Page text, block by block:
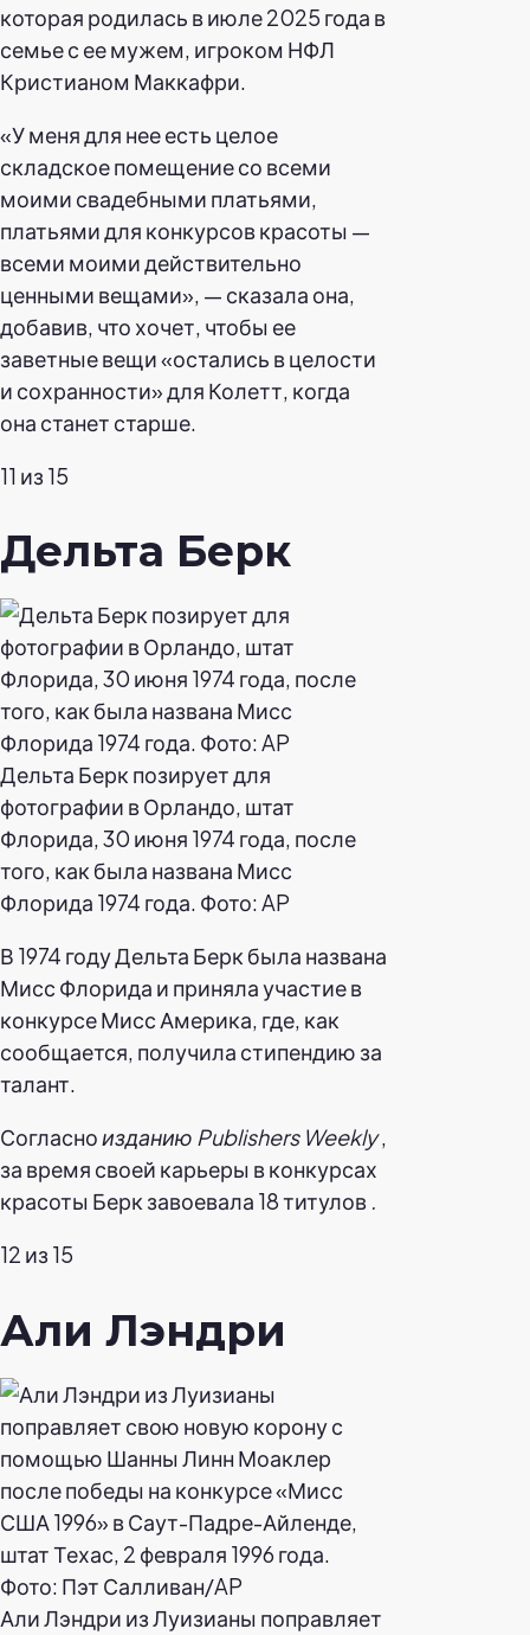
которая родилась в июле 2025 года в
семье с ее мужем, игроком НФЛ
Кристианом Маккафри.
«У меня для нее есть целое
складское помещение со всеми
моими свадебными платьями,
платьями для конкурсов красоты —
всеми моими действительно
ценными вещами», — сказала она,
добавив, что хочет, чтобы ее
заветные вещи «остались в целости
и сохранности» для Колетт, когда
она станет старше.
11 из 15
Дельта Берк
Дельта Берк позирует для
фотографии в Орландо, штат
Флорида, 30 июня 1974 года, после
того, как была названа Мисс
Флорида 1974 года. Фото: AP
В 1974 году Дельта Берк была названа
Мисс Флорида и приняла участие в
конкурсе Мисс Америка, где, как
сообщается, получила стипендию за
талант.
Согласноизданию Publishers Weekly,
за время своей карьеры в конкурсах
красоты Берк завоевала 18 титулов .
12 из 15
Али Лэндри
Али Лэндри из Луизианы поправляет